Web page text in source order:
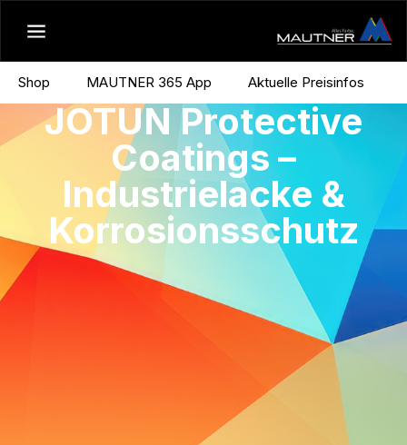
Shop MAUTNER 365 App Aktuelle Preisinfos
JOTUN Protective
Coatings –
Industrielacke &
Korrosionsschutz